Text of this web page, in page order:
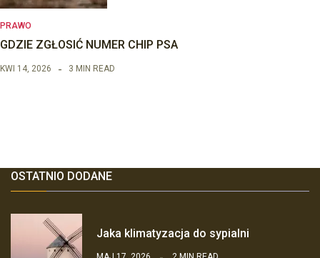
PRAWO
GDZIE ZGŁOSIĆ NUMER CHIP PSA
KWI 14, 2026 3 MIN READ
OSTATNIO DODANE
Jaka klimatyzacja do sypialni